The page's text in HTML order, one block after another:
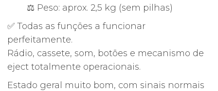
⚖ Peso: aprox. 2,5 kg (sem pilhas)
✅ Todas as funções a funcionar
perfeitamente.
Rádio, cassete, som, botões e mecanismo de
eject totalmente operacionais.
Estado geral muito bom, com sinais normais